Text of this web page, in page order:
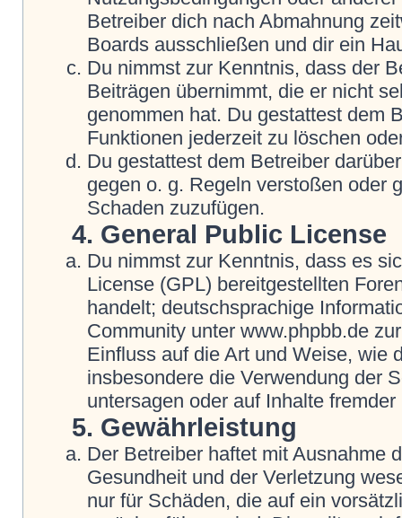
Betreiber dich nach Abmahnung
Boards ausschließen und dir ein
Du nimmst zur Kenntnis, dass der
Beiträgen übernimmt, die er nicht
genommen hat. Du gestattest dem
Funktionen jederzeit zu löschen
Du gestattest dem Betreiber
gegen o. g. Regeln verstoßen oder
Schaden zuzufügen.
4. General Public License
Du nimmst zur Kenntnis, dass es
License (GPL) bereitgestellten
handelt; deutschsprachige
Community unter www.phpbb.de
Einfluss auf die Art und Weise, wie
insbesondere die Verwendung der
untersagen oder auf Inhalte
5. Gewährleistung
Der Betreiber haftet mit Ausnahme
Gesundheit und der Verletzung
nur für Schäden, die auf ein